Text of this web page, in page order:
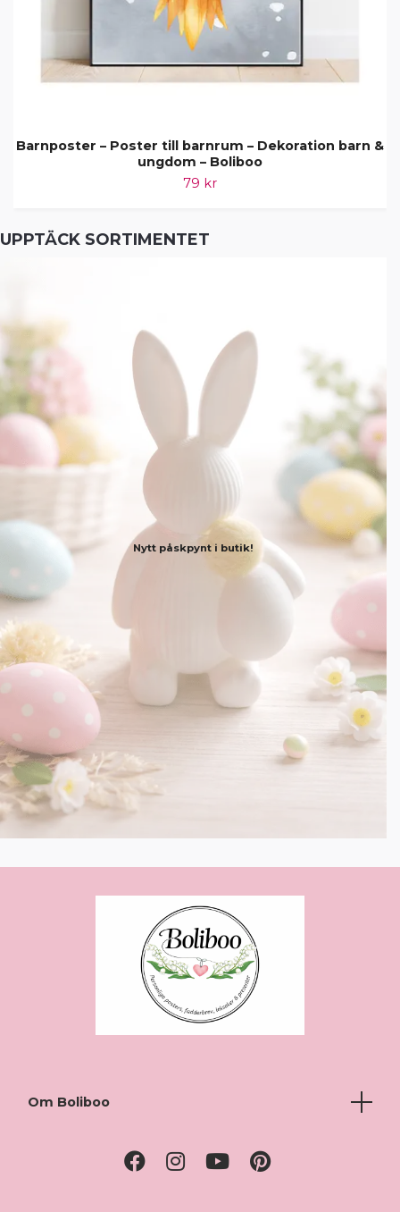
UPPTÄCK SORTIMENTET
Nytt påskpynt i butik!
Barnposter – Poster till barnrum – Dekoration barn &
ungdom – Boliboo
79 kr
Om Boliboo